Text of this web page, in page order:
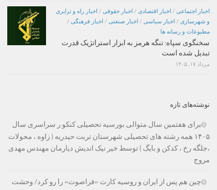
اخبار اجتماعی / اخبار اقتصادی / اخبار حقوقی / اخبار راه و ترابری
و شهرسازی / اخبار سیاسی / اخبار صنعتی / اخبار فرهنگی /
مطبوعات و رسانه ها
سخنگوی سپاه: تنگه هرمز به ابزار استراتژیک قدرت
تبدیل شده است
مرداد ۱۷, ۱۴۰۵
نوشته‌های تازه
برای هفتمین سال متوالی بورسیه تحصیلی کنکو ر سراسری سال
۱۴۰۵ همه رشته های تحصیلی شهرستان تربت حیدریه ( زاوه ، محولات
،جلگه رخ ، کدکن و بایگ ) توسط خیر نیک اندیش دیارمان مهندس مهدی
مروج
چین هم پس از ایران و روسیه کارت «فراصوت» را رو کرد/ وحشت